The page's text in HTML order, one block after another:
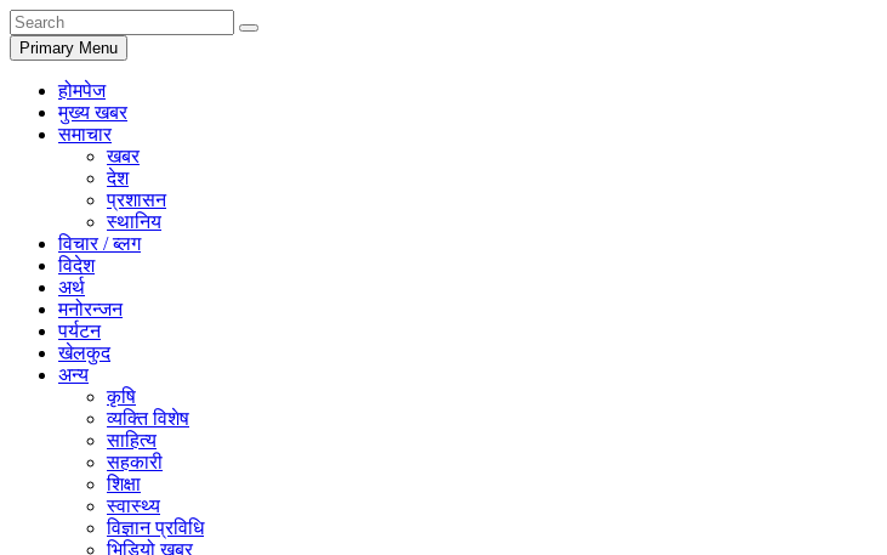
Primary Menu
होमपेज
मुख्य खबर
समाचार
खबर
देश
प्रशासन
स्थानिय
विचार / ब्लग
विदेश
अर्थ
मनोरन्जन
पर्यटन
खेलकुद
अन्य
कृषि
व्यक्ति विशेष
साहित्य
सहकारी
शिक्षा
स्वास्थ्य
विज्ञान प्रविधि
भिडियो खबर